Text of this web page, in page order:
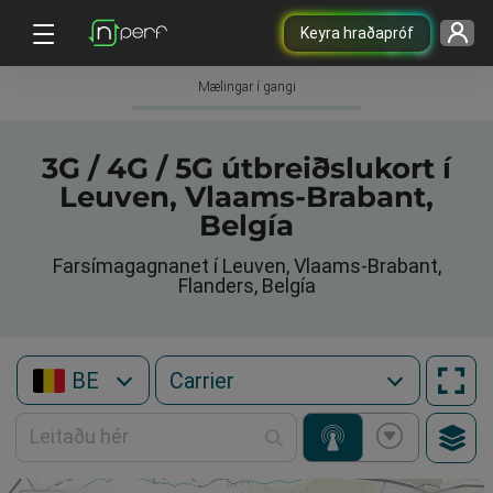
Keyra hraðapróf
Mælingar í gangi
3G / 4G / 5G útbreiðslukort í
Leuven, Vlaams-Brabant,
Belgía
Farsímagagnanet í Leuven, Vlaams-Brabant,
Flanders, Belgía
BE